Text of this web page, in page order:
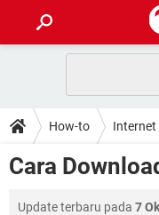
APLIKASI NONTON FILM &
BUAT AKUN TIKTOK
HOW-TO
SAFE MODE ANDROID
KODE RAHASIA NETFLIX
DOWNLOAD
FORUM
How-to Internet
Cara
Update terbaru pada 7